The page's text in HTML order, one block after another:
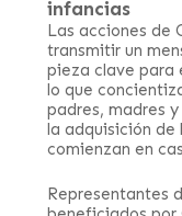
infancias
Las acciones de
transmitir un
pieza clave para
lo que
padres, madres
la adquisición de
comienzan en
Representantes